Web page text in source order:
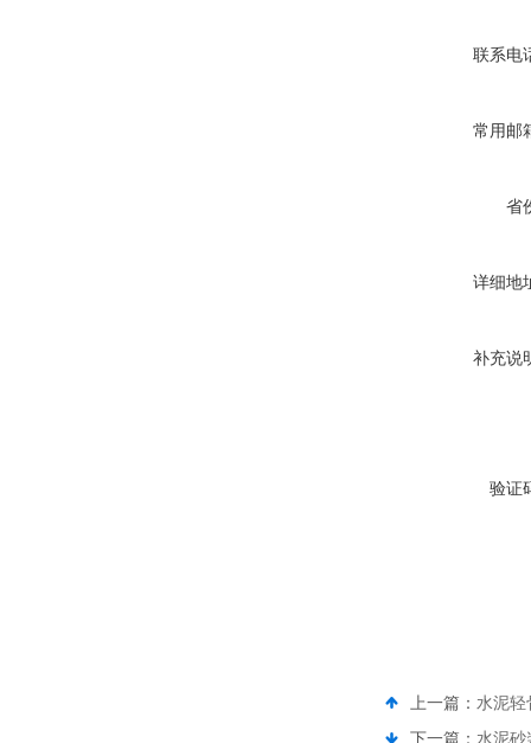
联系电
常用邮
省
详细地
补充说
验证
上一篇： 水泥轻
下一篇： 水泥砂